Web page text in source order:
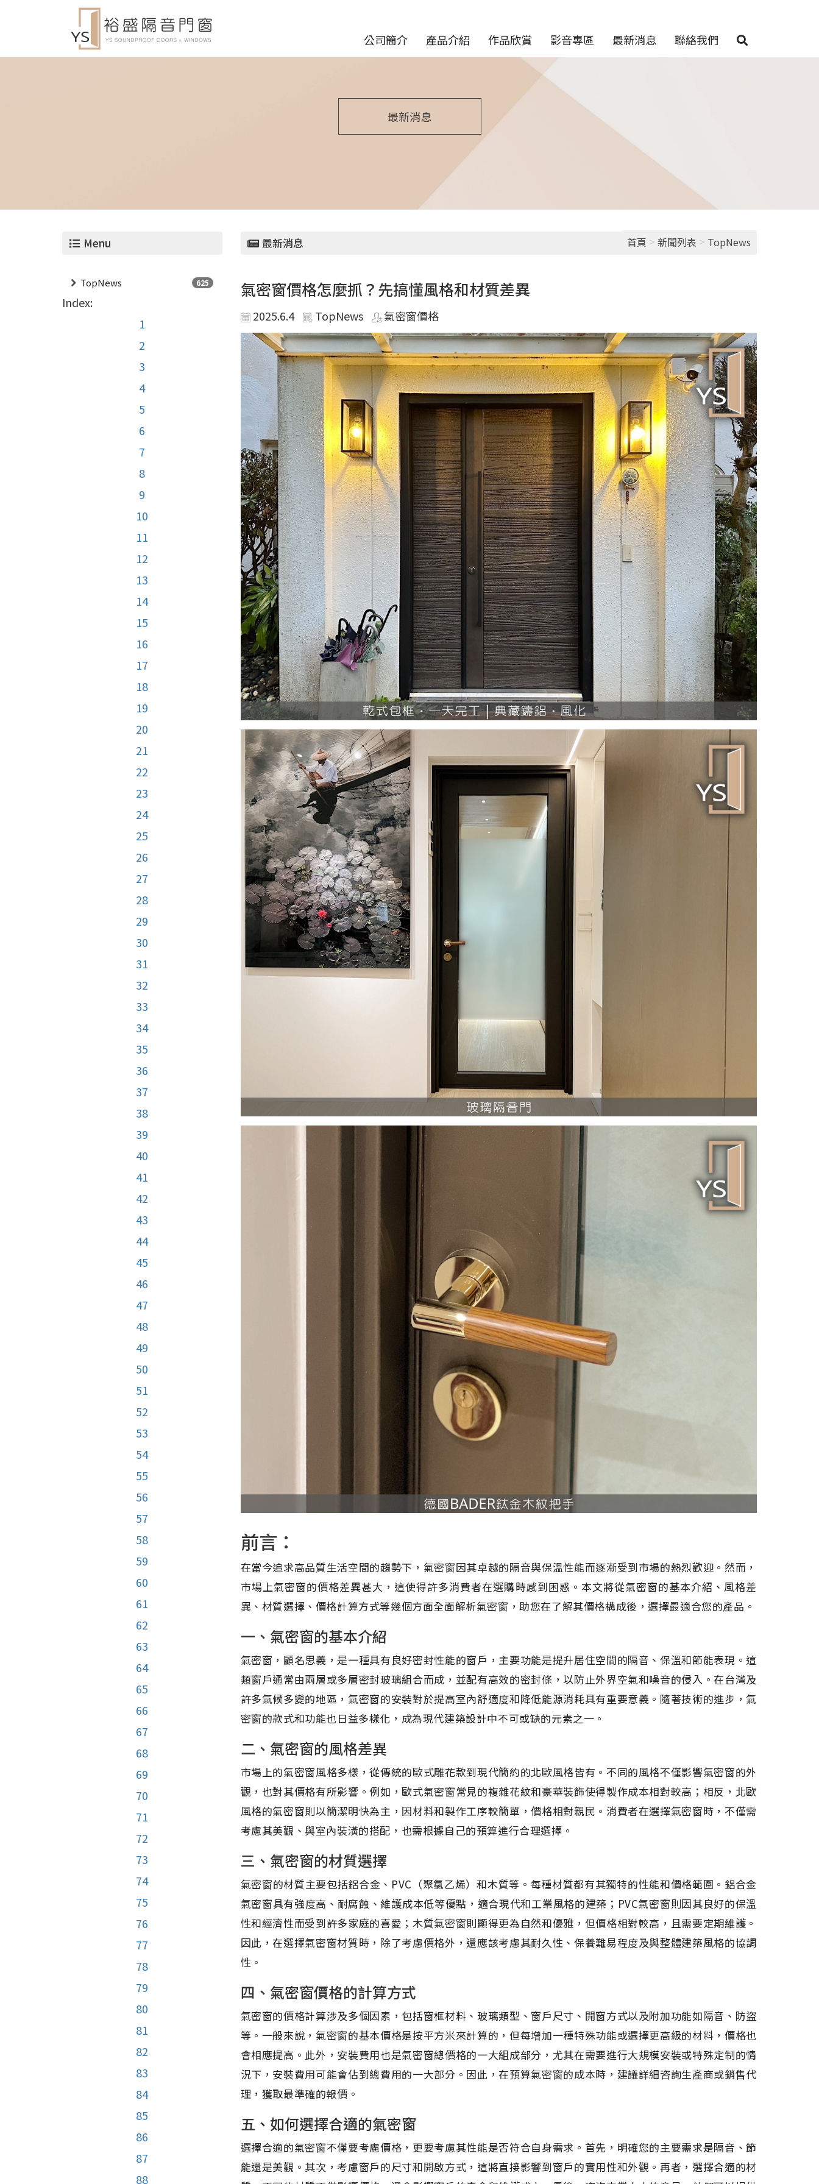
公司簡介 產品介紹 作品欣賞 影音專區 最新消息 聯絡我們
最新消息
Menu
TopNews 625
Index:
1
2
3
4
5
6
7
8
9
10
11
12
13
14
15
16
17
18
19
20
21
22
23
24
25
26
27
28
29
30
31
32
33
34
35
36
37
38
39
40
41
42
43
44
45
46
47
48
49
50
51
52
53
54
55
56
57
58
59
60
61
62
63
64
65
66
67
68
69
70
71
72
73
74
75
76
77
78
79
80
81
82
83
84
85
86
87
88
最新消息 首頁 > 新聞列表 > TopNews
氣密窗價格怎麼抓？先搞懂風格和材質差異
2025.6.4 TopNews 氣密窗價格
前言：
在當今追求高品質生活空間的趨勢下，氣密窗因其卓越的隔音與保溫性能而逐漸受到市場的熱烈歡迎。然而，
市場上氣密窗的價格差異甚大，這使得許多消費者在選購時感到困惑。本文將從氣密窗的基本介紹、風格差
異、材質選擇、價格計算方式等幾個方面全面解析氣密窗，助您在了解其價格構成後，選擇最適合您的產品。
一、氣密窗的基本介紹
氣密窗，顧名思義，是一種具有良好密封性能的窗戶，主要功能是提升居住空間的隔音、保溫和節能表現。這
類窗戶通常由兩層或多層密封玻璃組合而成，並配有高效的密封條，以防止外界空氣和噪音的侵入。在台灣及
許多氣候多變的地區，氣密窗的安裝對於提高室內舒適度和降低能源消耗具有重要意義。隨著技術的進步，氣
密窗的款式和功能也日益多樣化，成為現代建築設計中不可或缺的元素之一。
二、氣密窗的風格差異
市場上的氣密窗風格多樣，從傳統的歐式雕花款到現代簡約的北歐風格皆有。不同的風格不僅影響氣密窗的外
觀，也對其價格有所影響。例如，歐式氣密窗常見的複雜花紋和豪華裝飾使得製作成本相對較高；相反，北歐
風格的氣密窗則以簡潔明快為主，因材料和製作工序較簡單，價格相對親民。消費者在選擇氣密窗時，不僅需
考慮其美觀、與室內裝潢的搭配，也需根據自己的預算進行合理選擇。
三、氣密窗的材質選擇
氣密窗的材質主要包括鋁合金、PVC（聚氯乙烯）和木質等。每種材質都有其獨特的性能和價格範圍。鋁合金
氣密窗具有強度高、耐腐蝕、維護成本低等優點，適合現代和工業風格的建築；PVC氣密窗則因其良好的保溫
性和經濟性而受到許多家庭的喜愛；木質氣密窗則顯得更為自然和優雅，但價格相對較高，且需要定期維護。
因此，在選擇氣密窗材質時，除了考慮價格外，還應該考慮其耐久性、保養難易程度及與整體建築風格的協調
性。
四、氣密窗價格的計算方式
氣密窗的價格計算涉及多個因素，包括窗框材料、玻璃類型、窗戶尺寸、開窗方式以及附加功能如隔音、防盜
等。一般來說，氣密窗的基本價格是按平方米來計算的，但每增加一種特殊功能或選擇更高級的材料，價格也
會相應提高。此外，安裝費用也是氣密窗總價格的一大組成部分，尤其在需要進行大規模安裝或特殊定制的情
況下，安裝費用可能會佔到總費用的一大部分。因此，在預算氣密窗的成本時，建議詳細咨詢生產商或銷售代
理，獲取最準確的報價。
五、如何選擇合適的氣密窗
選擇合適的氣密窗不僅要考慮價格，更要考慮其性能是否符合自身需求。首先，明確您的主要需求是隔音、節
能還是美觀。其次，考慮窗戶的尺寸和開啟方式，這將直接影響到窗戶的實用性和外觀。再者，選擇合適的材